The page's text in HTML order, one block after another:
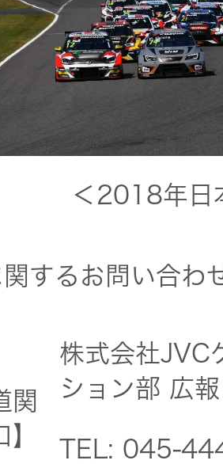
＜2018年日
するお問い合わ
関
株式会社JVC
ション部 広
TEL: 045-